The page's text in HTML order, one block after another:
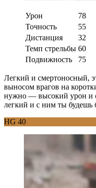
Урон
78
Точность
55
Дистанция
32
Темп стрельбы 60
Подвижность
75
Легкий и смертоносный,
выносом врагов на
нужно — высокий урон и
легкий и с ним ты будешь
HG 40